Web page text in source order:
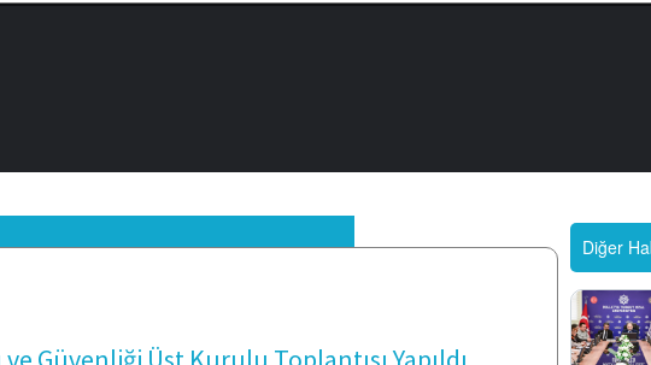
Diğer